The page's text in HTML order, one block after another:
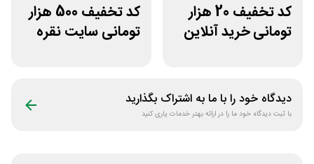
کد تخفیف 20 هزار
تومانی خرید آنلاین
کد تخفیف 500 هزار
تومانی سایت نقره
دیدگاه خود را با ما به اشتراک بگذارید
با ثبت دیدگاه خود ما را در ارائه بهتر خدمات یاری کنید